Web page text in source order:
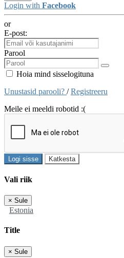
Login with Facebook
or
E-post:
Parool
Hoia mind sisselogituna
Unustasid parooli? /Registreeru
Meile ei meeldi robotid :(
Logi sisse Katkesta
Vali riik
× Sule
Estonia
Title
× Sule